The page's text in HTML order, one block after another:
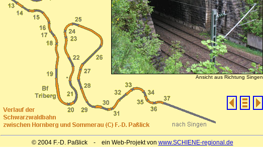
Ansicht aus Richtung Singen
© 2004 F.-D. Paßlick - ein Web-Projekt von www.SCHIENE-regional.de